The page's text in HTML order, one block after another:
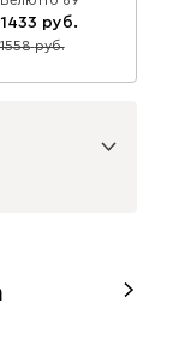
1433
8
1558